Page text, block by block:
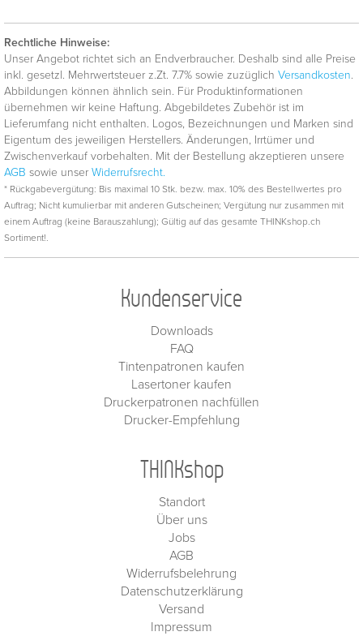
Rechtliche Hinweise:
Unser Angebot richtet sich an Endverbraucher. Deshalb sind alle Preise
inkl. gesetzl. Mehrwertsteuer z.Zt. 7.7% sowie zuzüglich Versandkosten.
Abbildungen können ähnlich sein. Für Produktinformationen
übernehmen wir keine Haftung. Abgebildetes Zubehör ist im
Lieferumfang nicht enthalten. Logos, Bezeichnungen und Marken sind
Eigentum des jeweiligen Herstellers. Änderungen, Irrtümer und
Zwischenverkauf vorbehalten. Mit der Bestellung akzeptieren unsere
AGB sowie unser Widerrufsrecht.
* Rückgabevergütung: Bis maximal 10 Stk. bezw. max. 10% des Bestellwertes pro
Auftrag; Nicht kumulierbar mit anderen Gutscheinen; Vergütung nur zusammen mit
einem Auftrag (keine Barauszahlung); Gültig auf das gesamte THINKshop.ch
Sortiment!.
Kundenservice
Downloads
FAQ
Tintenpatronen kaufen
Lasertoner kaufen
Druckerpatronen nachfüllen
Drucker-Empfehlung
THINKshop
Standort
Über uns
Jobs
AGB
Widerrufsbelehrung
Datenschutzerklärung
Versand
Impressum